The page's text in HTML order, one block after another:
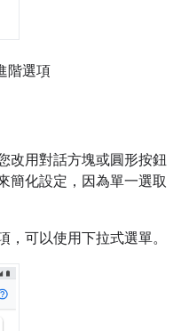
階選項
改用對話方塊或圓形按鈕
簡化設定，因為單一選取
可以使用下拉式選單。